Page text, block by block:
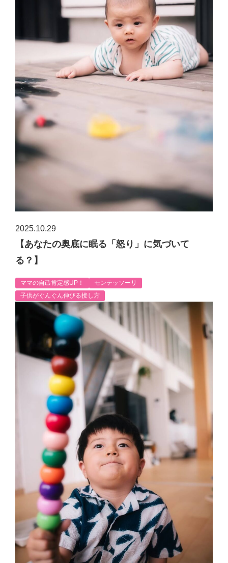
2025.10.29
【あなたの奥底に眠る「怒り」に気づいて
る？】
ママの自己肯定感UP！
モンテッソーリ
子供がぐんぐん伸びる接し方